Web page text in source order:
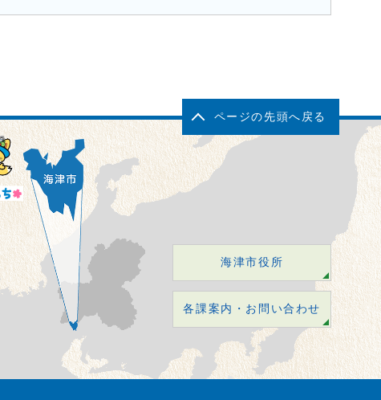
ページの先頭へ戻る
海津市役所
各課案内・お問い合わせ